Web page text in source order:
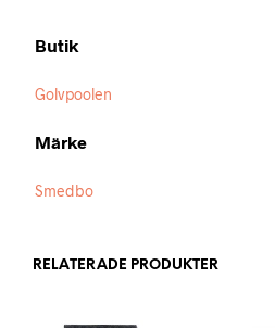
Butik
Golvpoolen
Märke
Smedbo
RELATERADE PRODUKTER